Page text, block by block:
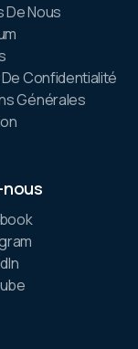
De Nous
Confidentialité
Générales